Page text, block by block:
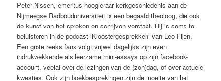
Peter Nissen, emeritus-hoogleraar kerkgeschiedenis aan de
Nijmeegse Radbouduniversiteit is een begaafd theoloog, die ook
de kunst van het spreken en schrijven verstaat. Hij is soms te
beluisteren in de podcast ‘Kloostergesprekken’ van Leo Fijen.
Een grote reeks fans volgt vrijwel dagelijks zijn even
indrukwekkende als leerzame mini-essays op zijn facebook-
account, veelal over de lezingen van de (zon)dag, of over actuele
kwesties. Ook zijn boekbesprekingen zijn de moeite van het